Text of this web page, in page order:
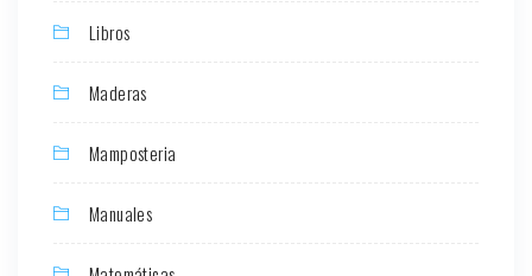
Libros
Maderas
Mamposteria
Manuales